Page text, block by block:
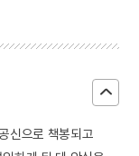
신으로 책봉되고